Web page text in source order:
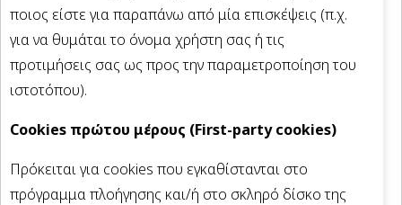
ποιος είστε για παραπάνω από μία επισκέψεις (π.χ.
για να θυμάται το όνομα χρήστη σας ή τις
προτιμήσεις σας ως προς την παραμετροποίηση του
ιστοτόπου).
Cookies πρώτου μέρους (First-party cookies)
Πρόκειται για cookies που εγκαθίστανται στο
πρόγραμμα πλοήγησης και/ή στο σκληρό δίσκο της